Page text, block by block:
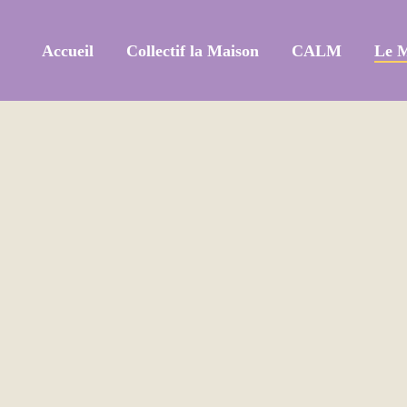
Accueil Collectif la Maison CALM Le